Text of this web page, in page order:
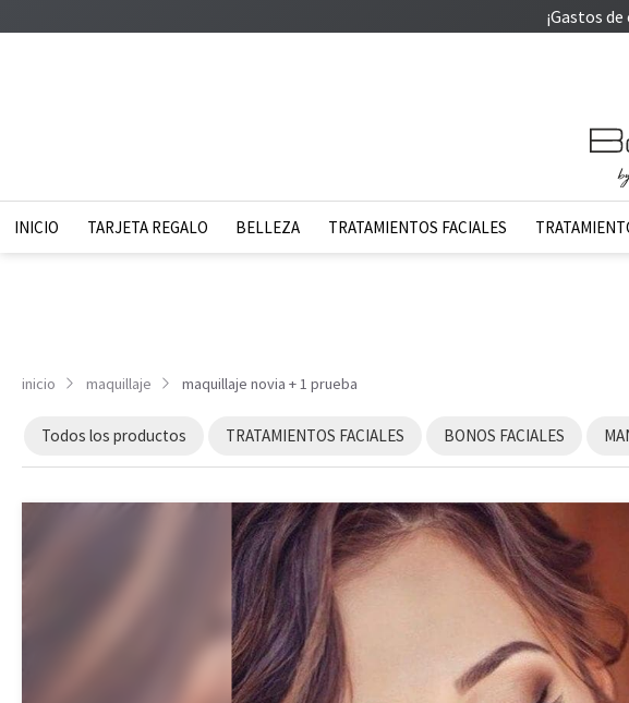
¡Gastos
INICIO TARJETA REGALO BELLEZA TRATAMIENTOS FACIALES
inicio maquillaje maquillaje novia + 1 prueba
Todos los productos TRATAMIENTOS FACIALES BONOS FACIALES